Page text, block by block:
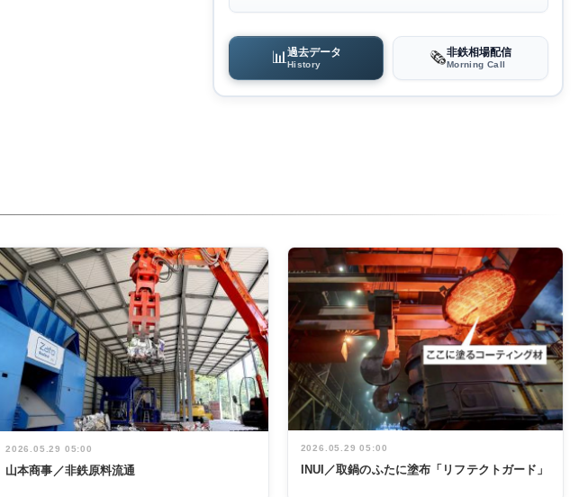
📊 過去データ
History 🗞️非鉄相場配信
Morning Call
2026.05.29 05:00
山本商事／非鉄原料流通
2026.05.29 05:00
INUI／取鍋のふたに塗布「リフテクトガード」